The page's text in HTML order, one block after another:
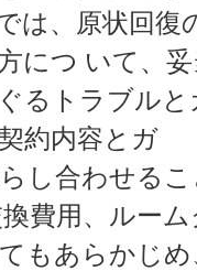
は、原状回復
につ いて、
るトラブル
約内容とガ
し合わせる
費用、ルーム
もあらかじ